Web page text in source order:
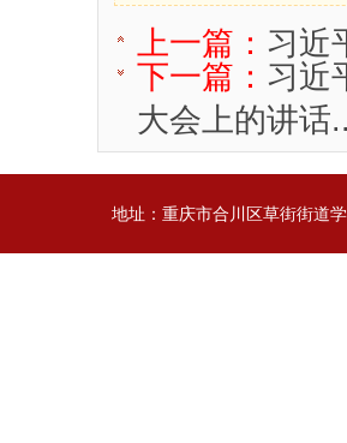
上一篇： 习近
下一篇： 习近
大会上的讲话
地址：重庆市合川区草街街道